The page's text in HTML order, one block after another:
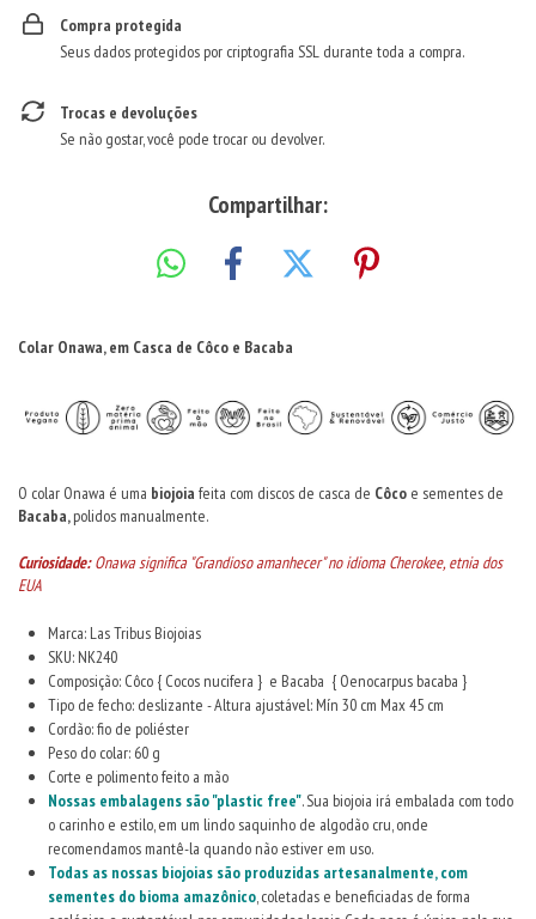
Compra protegida
Seus dados protegidos por criptografia SSL durante toda a compra.
Trocas e devoluções
Se não gostar, você pode trocar ou devolver.
Compartilhar:
Colar Onawa, em Casca de Côco e Bacaba
O colar Onawa é uma biojoia feita com discos de casca de Côco e sementes de
Bacaba,polidos manualmente.
Curiosidade:Onawa significa "Grandioso amanhecer" no idioma Cherokee, etnia dos
EUA
Marca: Las Tribus Biojoias
SKU: NK240
Composição: Côco { Cocos nucifera } e Bacaba { Oenocarpus bacaba }
Tipo de fecho: deslizante - Altura ajustável: Mín 30 cm Max 45 cm
Cordão: fio de poliéster
Peso do colar: 60 g
Corte e polimento feito a mão
Nossas embalagens são "plastic free". Sua biojoia irá embalada com todo
o carinho e estilo, em um lindo saquinho de algodão cru, onde
recomendamos mantê-la quando não estiver em uso.
Todas as nossas biojoias são produzidas artesanalmente, com
sementes do bioma amazônico, coletadas e beneficiadas de forma